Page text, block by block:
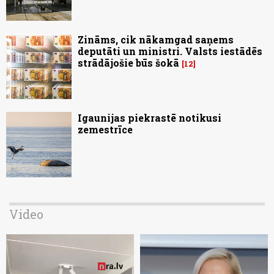
Zināms, cik nākamgad saņems
deputāti un ministri. Valsts iestādēs
strādājošie būs šokā
12
Igaunijas piekrastē notikusi
zemestrīce
Video